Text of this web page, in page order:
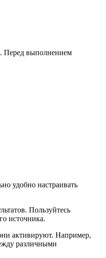
Перед выполнением
удобно настраивать
Пользуйтесь
источника.
активируют. Например,
различными